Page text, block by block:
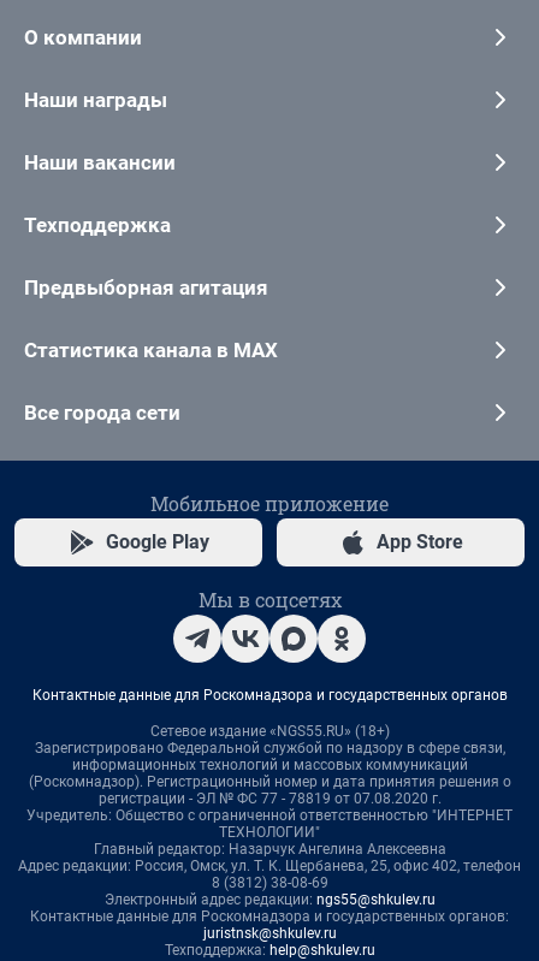
О компании
Наши награды
Наши вакансии
Техподдержка
Предвыборная агитация
Статистика канала в MAX
Все города сети
Мобильное приложение
Google Play App Store
Мы в соцсетях
Контактные данные для Роскомнадзора и государственных органов
Сетевое издание «NGS55.RU» (18+)
Зарегистрировано Федеральной службой по надзору в сфере связи,
информационных технологий и массовых коммуникаций
(Роскомнадзор). Регистрационный номер и дата принятия решения о
регистрации - ЭЛ № ФС 77 - 78819 от 07.08.2020 г.
Учредитель: Общество с ограниченной ответственностью "ИНТЕРНЕТ
ТЕХНОЛОГИИ"
Главный редактор: Назарчук Ангелина Алексеевна
Адрес редакции: Россия, Омск, ул. Т. К. Щербанева, 25, офис 402, телефон
8 (3812) 38-08-69
Электронный адрес редакции: ngs55@shkulev.ru
Контактные данные для Роскомнадзора и государственных органов:
juristnsk@shkulev.ru
Техподдержка: help@shkulev.ru